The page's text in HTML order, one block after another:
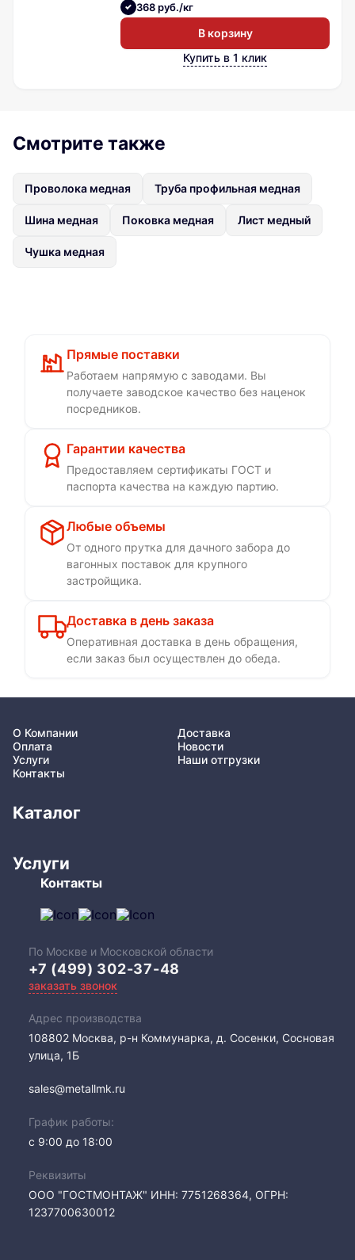
368 руб./кг
В корзину
Купить в 1 клик
Смотрите также
Проволока медная Труба профильная медная
Шина медная Поковка медная Лист медный
Чушка медная
Прямые поставки
Работаем напрямую с заводами. Вы
получаете заводское качество без наценок
посредников.
Гарантии качества
Предоставляем сертификаты ГОСТ и
паспорта качества на каждую партию.
Любые объемы
От одного прутка для дачного забора до
вагонных поставок для крупного
застройщика.
Доставка в день заказа
Оперативная доставка в день обращения,
если заказ был осуществлен до обеда.
О Компании
Доставка
Оплата
Новости
Услуги
Наши отгрузки
Контакты
Каталог
Услуги
Контакты
По Москве и Московской области
+7 (499) 302-37-48
заказать звонок
Адрес производства
108802​ Москва, р-н Коммунарка, д. Сосенки, Сосновая
улица, 1Б
sales@metallmk.ru
График работы:
с 9:00 до 18:00
Реквизиты
ООО "ГОСТМОНТАЖ" ИНН: 7751268364, ОГРН:
1237700630012